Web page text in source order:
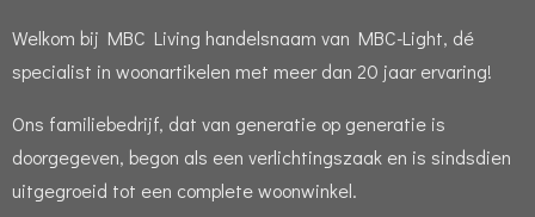
Welkom bij MBC Living handelsnaam van MBC-Light, dé
specialist in woonartikelen met meer dan 20 jaar ervaring!
Ons familiebedrijf, dat van generatie op generatie is
doorgegeven, begon als een verlichtingszaak en is sindsdien
uitgegroeid tot een complete woonwinkel.